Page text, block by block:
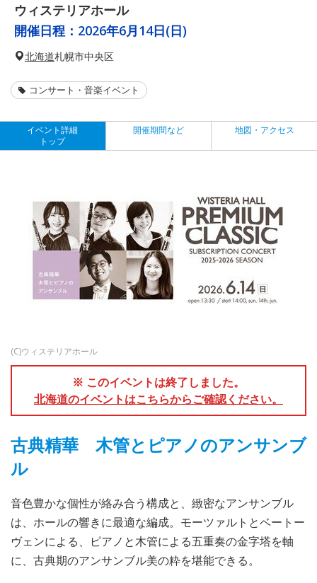
ウィステリアホール
開催日程： 2026年6月14日(日)
北海道札幌市中央区
コンサート・音楽イベント
イベント詳細
トップ
開催期間など 地図・アクセス
(C)ウィステリアホール
※ このイベントは終了しました。
北海道のイベントはこちらからご確認ください。
古典精華 木管とピアノのアンサンブ
ル
音色豊かな個性が絡み合う構成と、緻密なアンサンブル
は、ホールの響きに最適な編成。モーツァルトとベートー
ヴェンによる、ピアノと木管による五重奏の金字塔を軸
に、古典期のアンサンブル美の粋を堪能できる。